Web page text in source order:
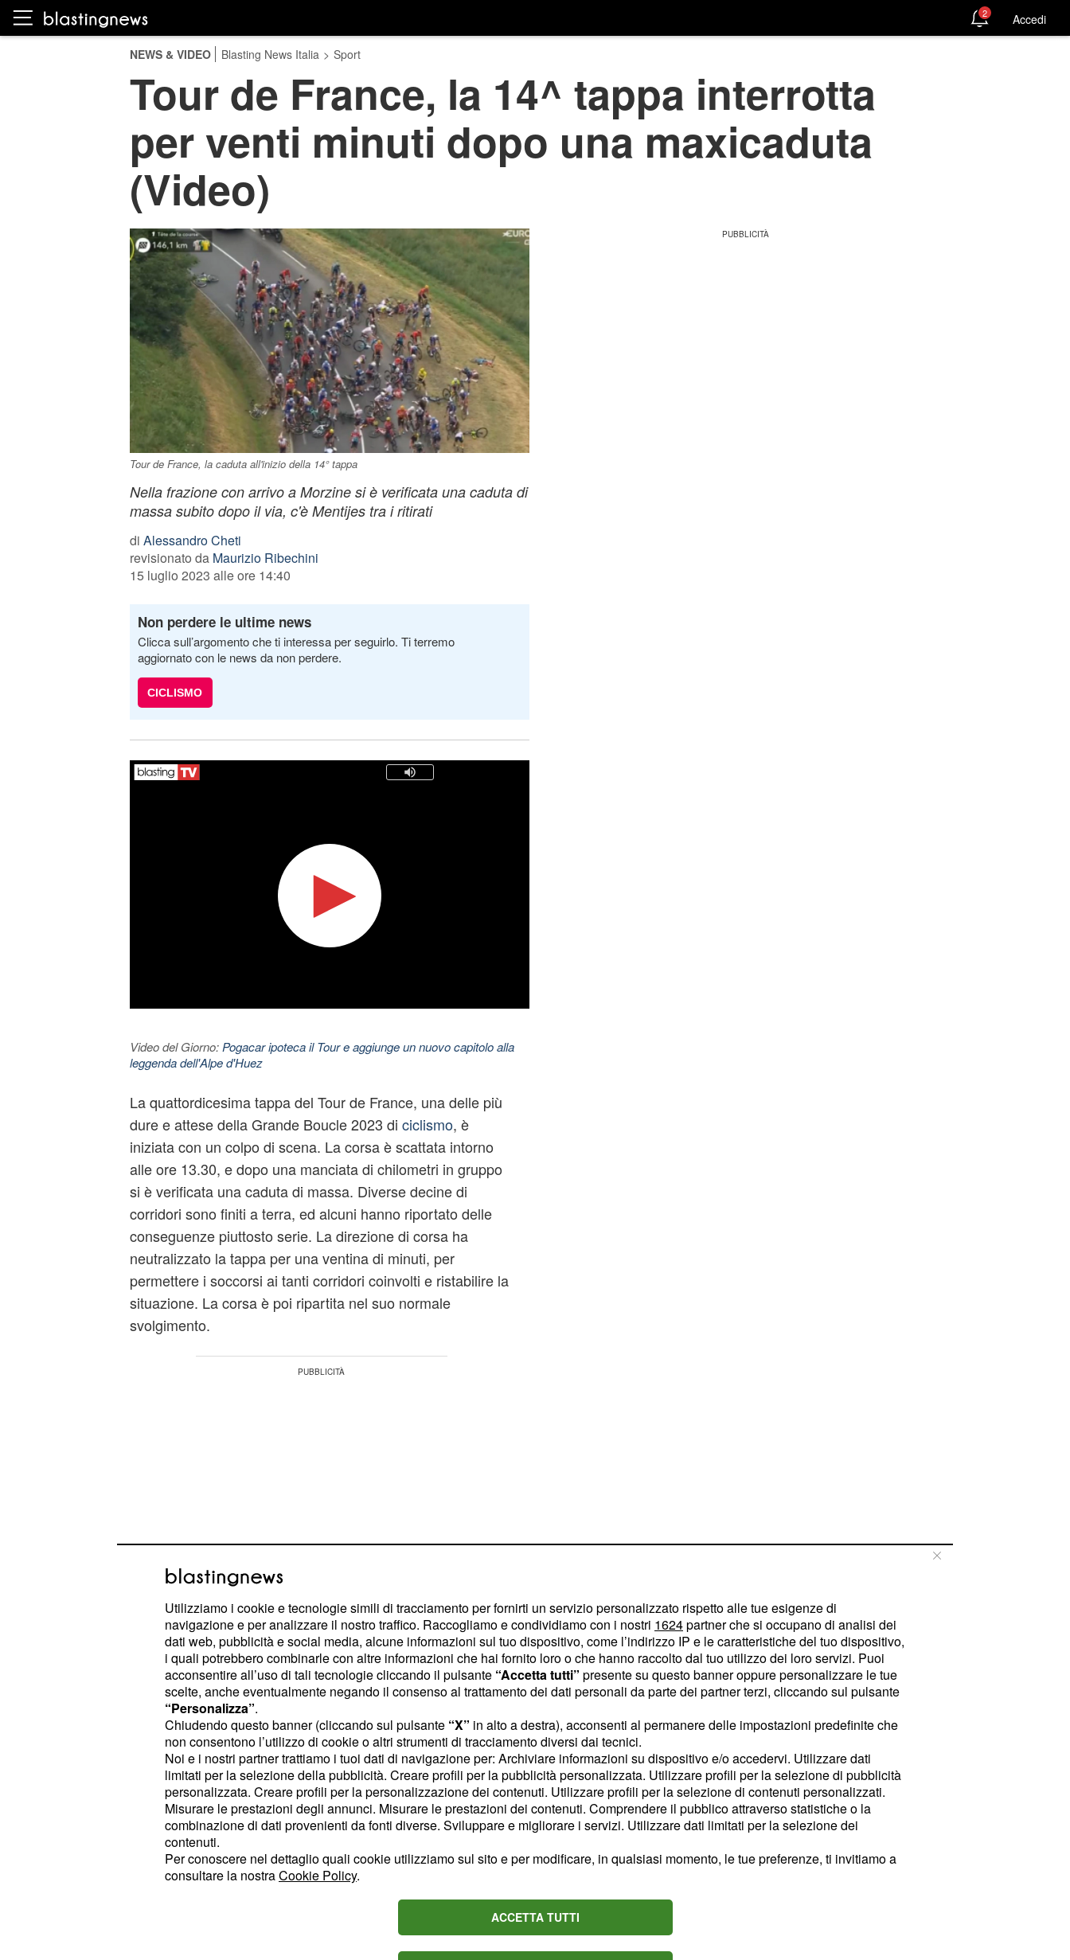
2 Accedi
NEWS & VIDEO Blasting News Italia > Sport
Tour de France, la 14^ tappa interrotta
per venti minuti dopo una maxicaduta
(Video)
Tour de France, la caduta all'inizio della 14° tappa
Nella frazione con arrivo a Morzine si è verificata una caduta di
massa subito dopo il via, c'è Mentijes tra i ritirati
di Alessandro Cheti
revisionato da Maurizio Ribechini
15 luglio 2023 alle ore 14:40
Non perdere le ultime news
Clicca sull’argomento che ti interessa per seguirlo. Ti terremo
aggiornato con le news da non perdere.
CICLISMO
Video del Giorno: Pogacar ipoteca il Tour e aggiunge un nuovo capitolo alla
leggenda dell'Alpe d'Huez
La quattordicesima tappa del Tour de France, una delle più
dure e attese della Grande Boucle 2023 di ciclismo, è
iniziata con un colpo di scena. La corsa è scattata intorno
alle ore 13.30, e dopo una manciata di chilometri in gruppo
si è verificata una caduta di massa. Diverse decine di
corridori sono finiti a terra, ed alcuni hanno riportato delle
conseguenze piuttosto serie. La direzione di corsa ha
neutralizzato la tappa per una ventina di minuti, per
permettere i soccorsi ai tanti corridori coinvolti e ristabilire la
situazione. La corsa è poi ripartita nel suo normale
svolgimento.
Tour de France, ritiri per Meintjes e
Pedrero
Come avviene spesso alTour de France, l'inizio della
quattordicesima tappa è stato caratterizzato da diversi
scatti. Il percorso non particolarmente lungo, 150 chilometri,
ma con tante salite, lascia buone possibilità d'azione agli
scalatori che non figurano nei piani alti della classifica
generale, tutti pronti a lanciarsi in fuga per giocarsi la vittoria
di tappa. Dopo appena cinque chilometri di corsa, in queste
fasi concitate tra scatti e inseguimenti, in mezzo al gruppo si
è verificata unacadutache ha coinvolto decine e decine di
Alcuni sono finiti fuori dalla sede stradale, nei fossati, nei
Utilizziamo i cookie e tecnologie simili di tracciamento per fornirti un servizio personalizzato rispetto alle tue esigenze di
navigazione e per analizzare il nostro traffico. Raccogliamo e condividiamo con i nostri 1624partner che si occupano di analisi dei
dati web, pubblicità e social media, alcune informazioni sul tuo dispositivo, come l’indirizzo IP e le caratteristiche del tuo dispositivo,
i quali potrebbero combinarle con altre informazioni che hai fornito loro o che hanno raccolto dal tuo utilizzo dei loro servizi. Puoi
acconsentire all’uso di tali tecnologie cliccando il pulsante “Accetta tutti” presente su questo banner oppure personalizzare le tue
scelte, anche eventualmente negando il consenso al trattamento dei dati personali da parte dei partner terzi, cliccando sul pulsante
“Personalizza”.
Chiudendo questo banner (cliccando sul pulsante “X” in alto a destra), acconsenti al permanere delle impostazioni predefinite che
non consentono l’utilizzo di cookie o altri strumenti di tracciamento diversi dai tecnici.
Noi e i nostri partner trattiamo i tuoi dati di navigazione per: Archiviare informazioni su dispositivo e/o accedervi. Utilizzare dati
limitati per la selezione della pubblicità. Creare profili per la pubblicità personalizzata. Utilizzare profili per la selezione di pubblicità
personalizzata. Creare profili per la personalizzazione dei contenuti. Utilizzare profili per la selezione di contenuti personalizzati.
Misurare le prestazioni degli annunci. Misurare le prestazioni dei contenuti. Comprendere il pubblico attraverso statistiche o la
combinazione di dati provenienti da fonti diverse. Sviluppare e migliorare i servizi. Utilizzare dati limitati per la selezione dei
contenuti.
Per conoscere nel dettaglio quali cookie utilizziamo sul sito e per modificare, in qualsiasi momento, le tue preferenze, ti invitiamo a
consultare la nostraCookie Policy.
ACCETTA TUTTI